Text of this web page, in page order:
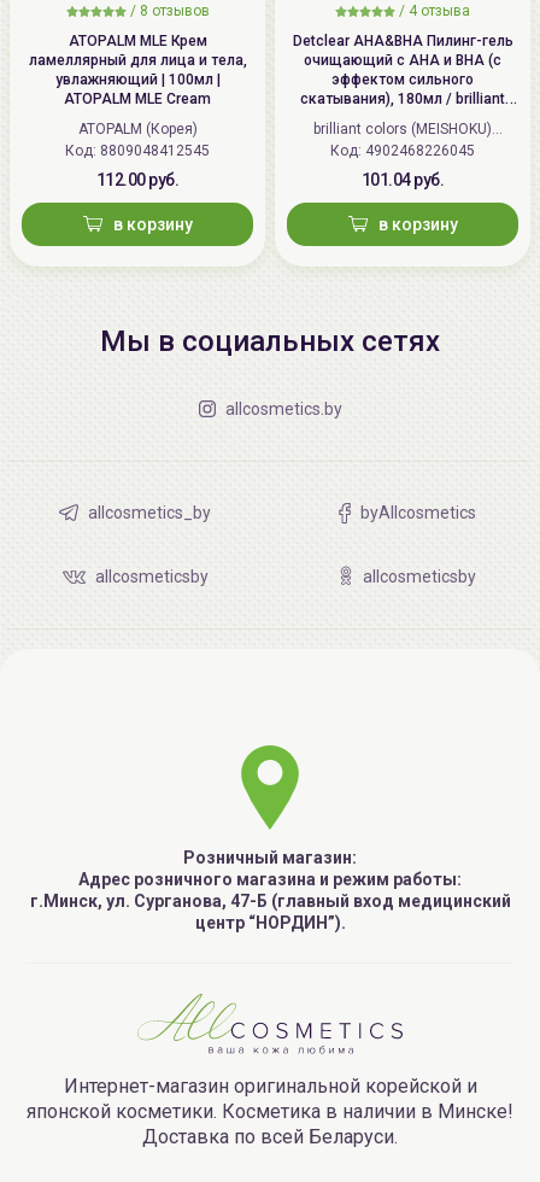
/ 8 отзывов
ATOPALM MLE Крем
ламеллярный для лица и тела,
увлажняющий | 100мл |
ATOPALM MLE Cream
ATOPALM (Корея)
Код: 8809048412545
112.00 руб.
в корзину
/ 4 отзыва
Detclear AHA&BHA Пилинг-гель
очищающий с AHA и BHA (с
эффектом сильного
скатывания), 180мл / brilliant
colors (MEISHOKU) Detclear
Bright&Peel AHA&BHA Fruits
Peeling Jelly
brilliant colors (MEISHOKU)
(Япония)
Код: 4902468226045
101.04 руб.
в корзину
Мы в социальных сетях
allcosmetics.by
allcosmetics_by byAllcosmetics
allcosmeticsby allcosmeticsby
Розничный магазин:
Адрес розничного магазина и режим работы:
г.Минск, ул. Сурганова, 47-Б (главный вход медицинский
центр “НОРДИН”).
Интернет-магазин оригинальной корейской и
японской косметики. Косметика в наличии в Минске!
Доставка по всей Беларуси.